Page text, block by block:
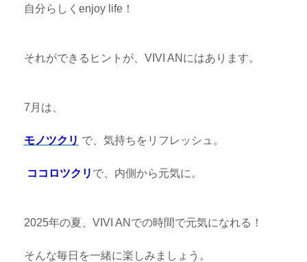
自分らしくenjoy life！
それができるヒントが、VIVI ANにはあります。
7月は、
モノツクリ で、気持ちをリフレッシュ。
ココロツクリ で、内側から元気に。
2025年の夏、VIVI ANでの時間で元気になれる！
そんな毎日を一緒に楽しみましょう。